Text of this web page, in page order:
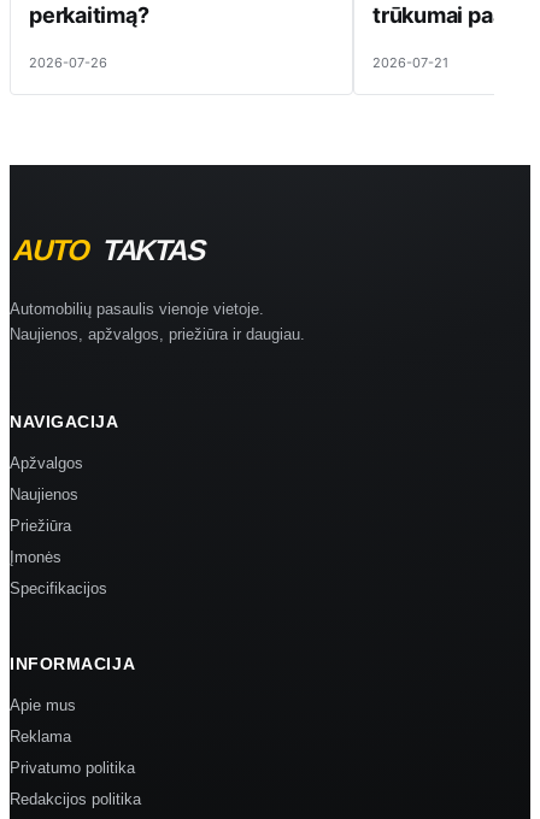
perkaitimą?
2026-07-26
trūkumai
2026-07-21
Automobilių pasaulis vienoje vietoje.
Naujienos, apžvalgos, priežiūra ir daugiau.
NAVIGACIJA
Apžvalgos
Naujienos
Priežiūra
Įmonės
Specifikacijos
INFORMACIJA
Apie mus
Reklama
Privatumo politika
Redakcijos politika